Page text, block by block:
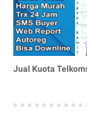
Jual Kuota